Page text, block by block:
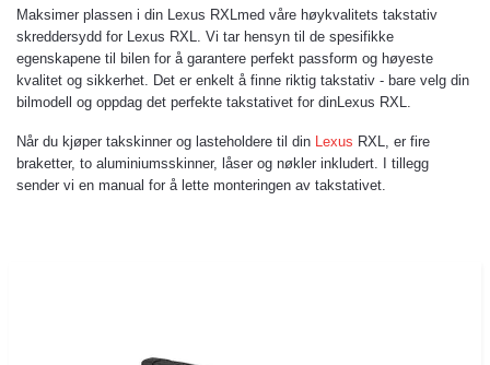
Maksimer plassen i din Lexus RXLmed våre høykvalitets takstativ
skreddersydd for Lexus RXL. Vi tar hensyn til de spesifikke
egenskapene til bilen for å garantere perfekt passform og høyeste
kvalitet og sikkerhet. Det er enkelt å finne riktig takstativ - bare velg din
bilmodell og oppdag det perfekte takstativet for dinLexus RXL.
Når du kjøper takskinner og lasteholdere til din Lexus RXL, er fire
braketter, to aluminiumsskinner, låser og nøkler inkludert. I tillegg
sender vi en manual for å lette monteringen av takstativet.